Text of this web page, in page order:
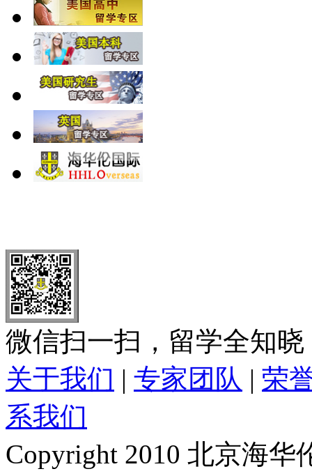
微信扫一扫，留学全知晓
关于我们 | 专家团队 | 荣
系我们
Copyright 2010 北京海